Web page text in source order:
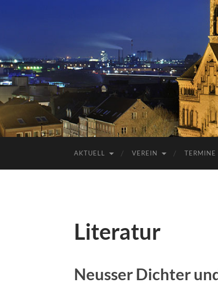
AKTUELL VEREIN TERMINE
Literatur
Neusser Dichter